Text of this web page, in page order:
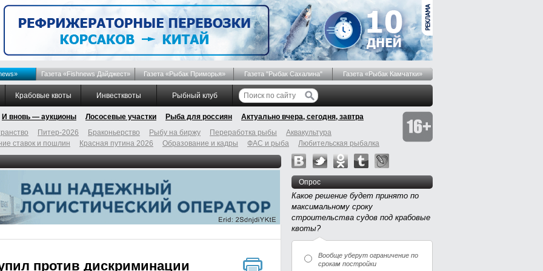
Газета «Fishnews Дайджест» Газета «Рыбак Приморья» Газета "Рыбак Сахалина" Газета «Рыбак Камчатки»
Крабовые квоты Инвестквоты Рыбный клуб
И вновь — аукционы Лососевые участки Рыба для россиян
Актуально вчера, сегодня, завтра
Питер-2026 Браконьерство Рыбу на биржу Переработка рыбы
Аквакультура
ставок и пошлин Красная путина 2026 Образование и кадры ФАС и рыба Любительская рыбалка
против дискриминации
Опрос
Какое решение будет принято по
максимальному сроку
строительства судов под крабовые
квоты?
Вообще уберут ограничение по
срокам постройки